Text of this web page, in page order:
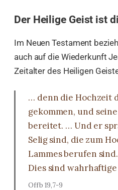
Der Heilige Geist ist
Im Neuen Testament
auch auf die Wiederkunft
Zeitalter des Heiligen
… denn die Hochzeit
gekommen, und
bereitet. … Und er
Selig sind, die zum
Lammes berufen
Dies sind
Offb 19,7-9